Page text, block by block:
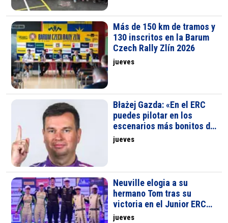
Más de 150 km de tramos y
130 inscritos en la Barum
Czech Rally Zlín 2026
jueves
Błażej Gazda: «En el ERC
puedes pilotar en los
escenarios más bonitos de
Europa»
jueves
Neuville elogia a su
hermano Tom tras su
victoria en el Junior ERC
de Polonia
jueves